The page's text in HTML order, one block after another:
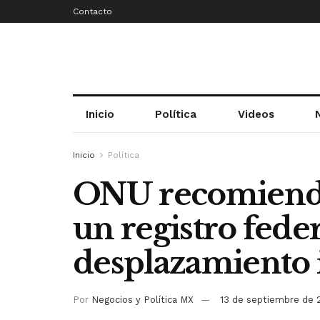
Contacto
Inicio Política Videos
Inicio Política
ONU
un registro
Por Negocios y Política MX 13 de septiembre de